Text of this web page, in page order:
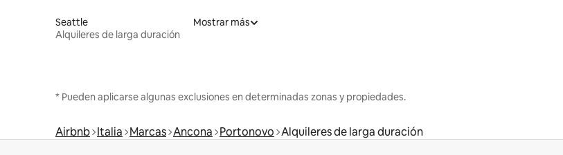
Seattle
Alquileres de larga duración
Mostrar más
* Pueden aplicarse algunas exclusiones en determinadas zonas y propiedades.
Airbnb Italia Marcas Ancona Portonovo Alquileres de larga duración